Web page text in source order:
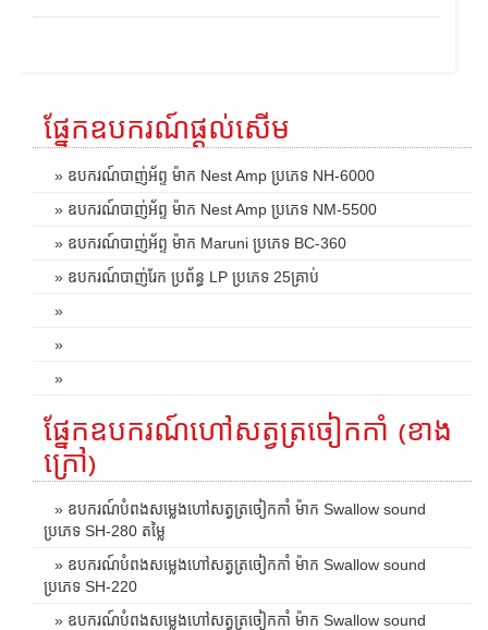
ផ្នែកឧបករណ៍ផ្តល់សើម
» ឧបករណ៍បាញ់អ័ព្ទ ម៉ាក Nest Amp ប្រភេទ NH-6000
» ឧបករណ៍បាញ់អ័ព្ទ ម៉ាក Nest Amp ប្រភេទ NM-5500
» ឧបករណ៍បាញ់អ័ព្ទ ម៉ាក Maruni ប្រភេទ BC-360
» ឧបករណ៍បាញ់រែក ប្រព័ន្ធ LP ប្រភេទ 25គ្រាប់
»
»
»
ផ្នែកឧបករណ៍ហៅសត្វត្រចៀកកាំ (ខាង
ក្រៅ)
» ឧបករណ៍បំពងសម្លេងហៅសត្វត្រចៀកកាំ ម៉ាក Swallow sound
ប្រភេទ SH-280 តម្លៃ
» ឧបករណ៍បំពងសម្លេងហៅសត្វត្រចៀកកាំ ម៉ាក Swallow sound
ប្រភេទ SH-220
» ឧបករណ៍បំពងសម្លេងហៅសត្វត្រចៀកកាំ ម៉ាក Swallow sound